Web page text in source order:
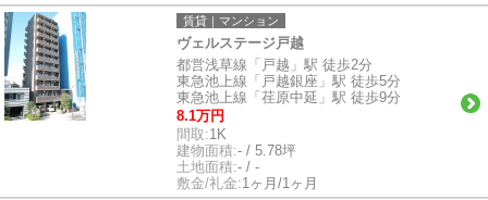
賃貸｜マンション
ヴェルステージ戸越
都営浅草線「戸越」駅 徒歩2分
東急池上線「戸越銀座」駅 徒歩5分
東急池上線「荏原中延」駅 徒歩9分
8.1万円
間取:1K
建物面積:- / 5.78坪
土地面積:- / -
敷金/礼金:1ヶ月/1ヶ月